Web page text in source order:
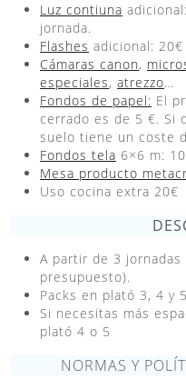
Luz contiuna
jornada.
Flashes adicional:
Cámaras canon,
especiales, atrezzo…
Fondos de papel: El
cerrado es de 5 €. Si
suelo tiene un coste
Fondos tela 6×6 m:
Mesa producto
Uso cocina extra 20€
A partir de 3
presupuesto).
Packs en plató 3, 4 y
Si necesitas más
plató 4 o 5
NORMAS Y